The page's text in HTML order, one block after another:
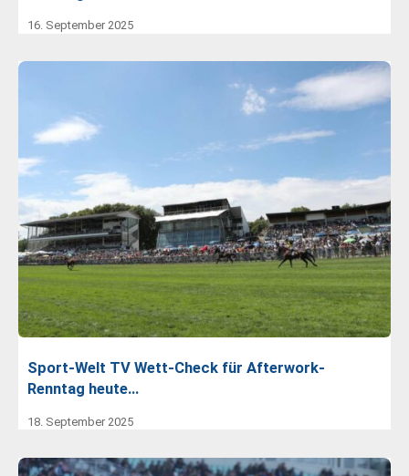
16. September 2025
Sport-Welt TV Wett-Check für Afterwork-
Renntag heute…
18. September 2025